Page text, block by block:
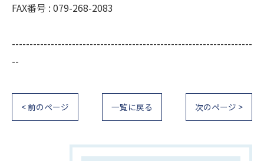
FAX番号 : 079-268-2083
--------------------------------------------------------------------
--
< 前のページ 一覧に戻る 次のページ >